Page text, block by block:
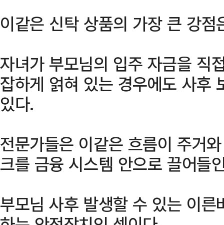
이같은 신탁 상품의 가장 큰 강점
자녀가 부모님의 입주 자금을 직
잡하게 얽혀 있는 경우에도 사후
있다.
전문가들은 이같은 흐름이 주거
크를 금융 시스템 안으로 끌어들
부모님 사후 발생할 수 있는 이